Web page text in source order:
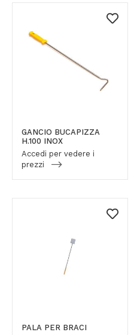
GANCIO BUCAPIZZA
H.100 INOX
Accedi per vedere i
prezzi
PALA PER BRACI